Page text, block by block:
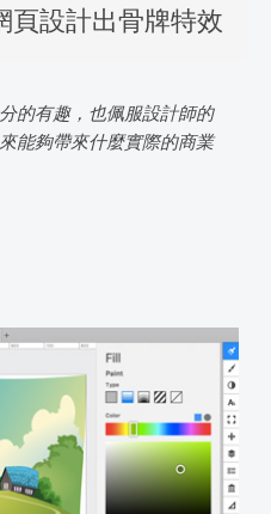
頁設計出骨牌特效
的有趣，也佩服設計師的
能夠帶來什麼實際的商業